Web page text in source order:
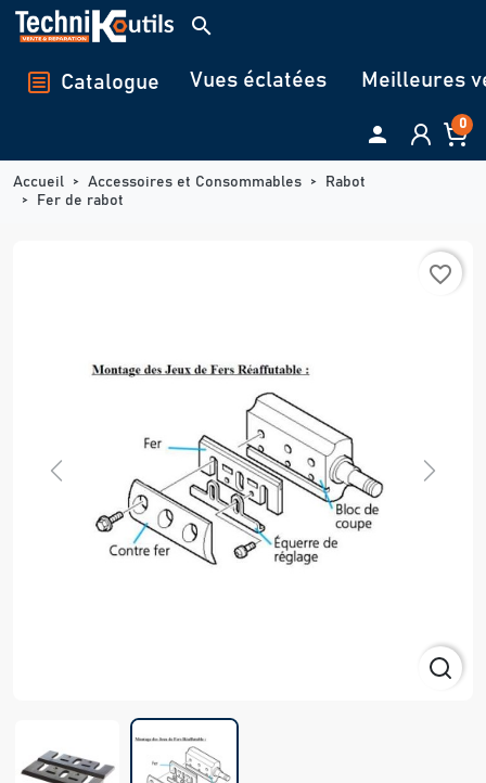
Panneau de gestion des cookies
search
Catalogue Vues éclatées Meilleures
 0
Accueil Accessoires et Consommables
Rabot
Fer de rabot
favorite_border
Previous Next